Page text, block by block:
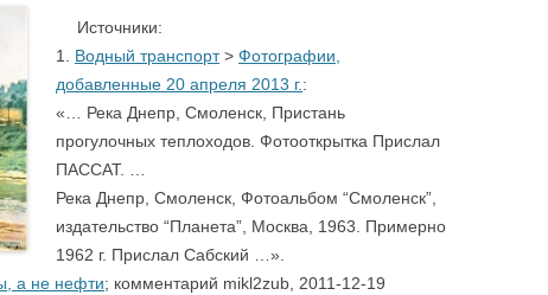
Источники:
1. Водный транспорт> Фотографии,
добавленные 20 апреля 2013 г.:
«… Река Днепр, Смоленск, Пристань
прогулочных теплоходов. Фотооткрытка Прислал
ПАССАТ. …
Река Днепр, Смоленск, Фотоальбом “Смоленск”,
издательство “Планета”, Москва, 1963. Примерно
1962 г. Прислал Сабский …».
а не нефти; комментарий mikl2zub, 2011-12-19